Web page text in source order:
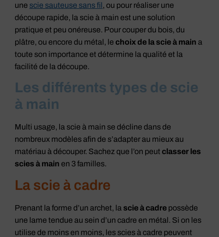
une scie sauteuse sans fil, ou pour réaliser une
découpe rapide, la scie à main est une solution
pratique et peu onéreuse. Pour couper du bois, du
plâtre, ou encore du métal, le choix de la scie à main a
toute son importance et détermine la qualité et la
facilité de la découpe.
Les différents types de scie
à main
Multi usage, la scie à main se décline dans de
nombreux modèles afin de s’adapter au mieux au
matériau à découper. Sachez que l’on peut classer les
scies à main en 3 familles.
La scie à cadre
Prenant la forme d’un archet, la scie à cadre possède
une lame tendue au sein d’un cadre en métal. Si on les
utilise de moins en moins, les scies à cadre peuvent